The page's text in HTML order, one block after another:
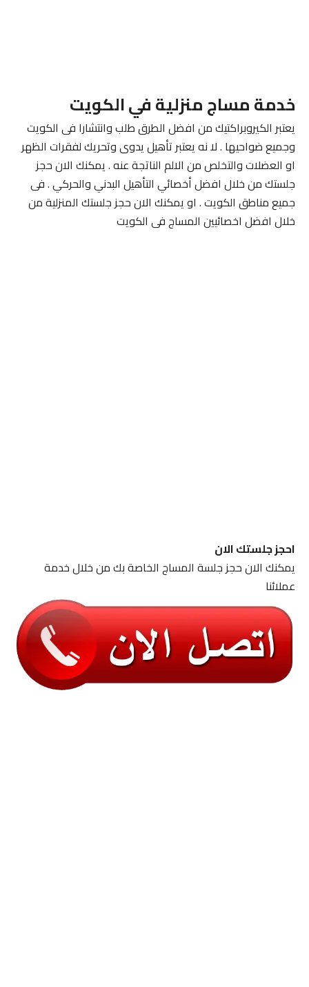
خدمة مساج منزلية في الكويت
يعتبر الكيروبراكتيك من افضل الطرق طلب وانتشارا فى الكويت
وجميع ضواحيها . لا نه يعتبر تأهيل يدوى وتحريك لفقرات الظهر
او العضلات والتخلص من الالم الناتجة عنه . يمكنك الان حجز
جلستك من خلال افضل أخصائي التأهيل البدني والحركي . فى
جميع مناطق الكويت . او يمكنك الان حجز جلستك المنزلية من
خلال افضل اخصائيين المساج فى الكويت
احجز جلستك الان
يمكنك الان حجز جلسة المساج الخاصة بك من خلال خدمة
عملائنا